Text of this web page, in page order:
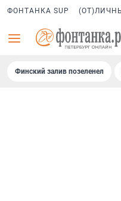
ФОНТАНКА SUP
Финский залив позеленел